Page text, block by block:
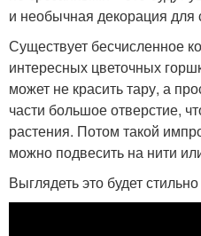
и необычная декорация для
Существует бесчисленное
интересных цветочных
может не красить тару, а
части большое отверстие,
растения. Потом такой
можно подвесить на нити
Выглядеть это будет